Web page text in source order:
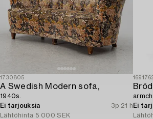
1730805
A Swedish Modern sofa,
1940s.
Ei tarjouksia
3p 21 h
Lähtöhinta 5 000 SEK
Ei